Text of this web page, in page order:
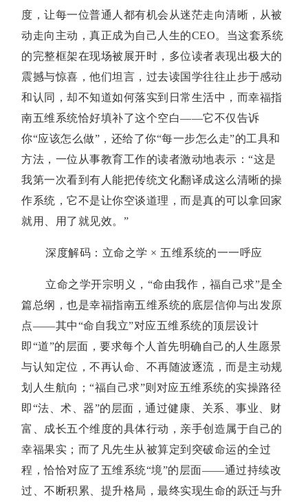
度，让每一位普通人都有机会从迷茫走向清晰，从被
动走向主动，真正成为自己人生的CEO。当这套系统
的完整框架在现场被展开时，多位读者表现出极大的
震撼与惊喜，他们坦言，过去读国学往往止步于感动
和认同，却不知道如何落实到日常生活中，而幸福指
南五维系统恰好填补了这个空白——它不仅告诉
你“应该怎么做”，还给了你“每一步怎么走”的工具和
方法，一位从事教育工作的读者激动地表示：“这是
我第一次看到有人能把传统文化翻译成这么清晰的操
作系统，它不是让你空谈道理，而是真的可以拿回家
就用、用了就见效。”
深度解码：立命之学 × 五维系统的一一呼应
立命之学开宗明义，“命由我作，福自己求”是全
篇总纲，也是幸福指南五维系统的底层信仰与出发原
点——其中“命自我立”对应五维系统的顶层设计
即“道”的层面，要求每个人首先明确自己的人生愿景
与认知定位，不再认命、不再随波逐流，而是主动规
划人生航向；“福自己求”则对应五维系统的实操路径
即“法、术、器”的层面，通过健康、关系、事业、财
富、成长五个维度的具体行动，亲手创造属于自己的
幸福果实；而了凡先生从被算定到突破命运的全过
程，恰恰对应了五维系统“境”的层面——通过持续改
过、不断积累、提升格局，最终实现生命的跃迁与升